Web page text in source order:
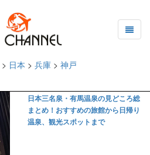
> 日本 > 兵庫 > 神戸
日本三名泉・有馬温泉の見どころ総
まとめ！おすすめの旅館から日帰り
温泉、観光スポットまで